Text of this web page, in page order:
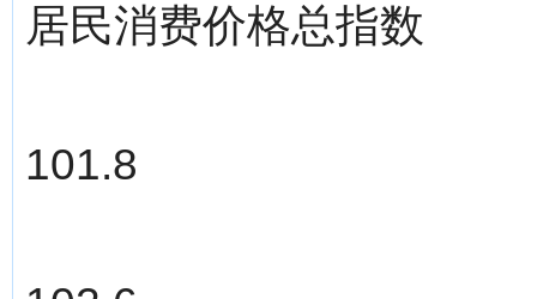
居民消费价格总指数
101.8